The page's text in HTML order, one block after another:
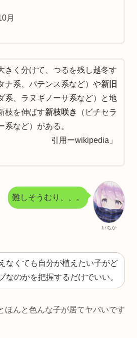
月
きく分けて、つるを残し越冬す
ナ系、パテンス系など）や新旧
系、ラヌギノーサ系など）と地
枝を伸ばす新枝咲き
（ビチセラ
系など）がある。
引用ーwikipedia」
いちか
難しそうむり、、。
なくても自分が植えたい子がど
なのかを把握するだけでいい。
ほんと色んな子が居てヤバいです